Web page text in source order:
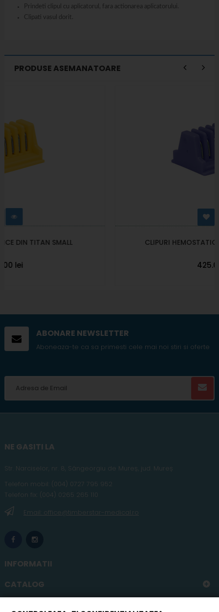
Prindeti clipul cu aplicatorul, fara actionarea aplicatorului.
Clipati vasul dorit.
PRODUSE ASEMANATOARE
CLIPURI HEMOSTATICE DIN TITAN MEDIUM
ABONARE NEWSLETTER
Aboneaza-te ca sa primesti cele mai noi stiri si oferte
NE GASITI LA
Str. Narciselor, nr. 8, Sângeorgiu de Mureș jud . Mureș
Telefon mobil (004) 0727 795 952
Telefon fix: (004) 0265 265 110
Email: office@timberstar-medical.ro
INFORMATII
CATALOG